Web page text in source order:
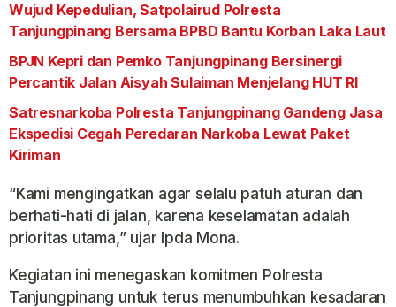
Wujud Kepedulian, Satpolairud Polresta
Tanjungpinang Bersama BPBD Bantu Korban Laka Laut
BPJN Kepri dan Pemko Tanjungpinang Bersinergi
Percantik Jalan Aisyah Sulaiman Menjelang HUT RI
Satresnarkoba Polresta Tanjungpinang Gandeng Jasa
Ekspedisi Cegah Peredaran Narkoba Lewat Paket
Kiriman
“Kami mengingatkan agar selalu patuh aturan dan
berhati-hati di jalan, karena keselamatan adalah
prioritas utama,” ujar Ipda Mona.
Kegiatan ini menegaskan komitmen Polresta
Tanjungpinang untuk terus menumbuhkan kesadaran